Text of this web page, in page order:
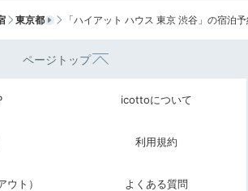
東京都 「ハイアット ハウス 東京 渋谷」の宿泊
ページトップ
icottoについて
利用規約
ト） よくある質問